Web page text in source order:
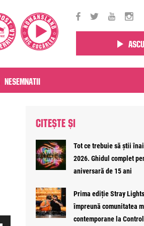
Nesemnatii
CITEȘTE ȘI
Tot ce trebuie să știi
2026. Ghidul complet
aniversară de 15 ani
Prima ediție Stray
împreună comunitatea
contemporane la